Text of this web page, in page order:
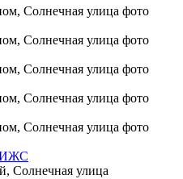
ИЖС
Солнечная улица